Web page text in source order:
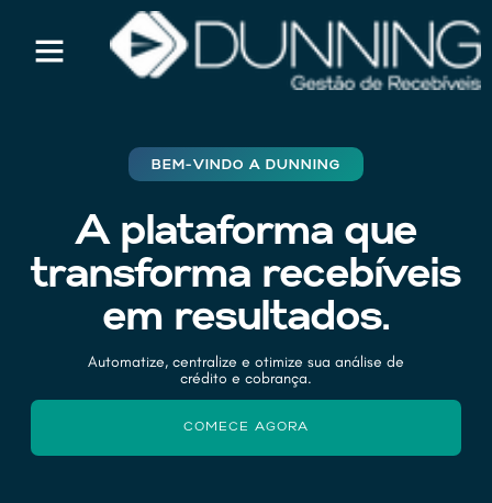
BEM-VINDO A DUNNING
A plataforma que
transforma recebíveis
em resultados.
Automatize, centralize e otimize sua análise de
crédito e cobrança.
COMECE AGORA